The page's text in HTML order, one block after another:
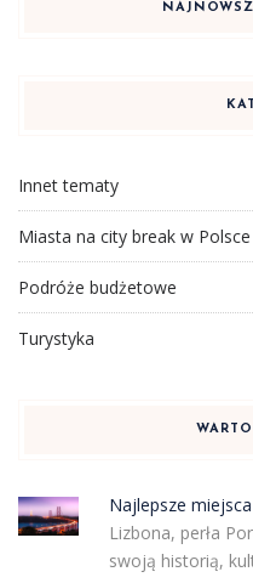
Innet tematy
Miasta na city break w Polsce
Podróże budżetowe
Turystyka
Najlepsze
Lizbona, perła
swoją historią,